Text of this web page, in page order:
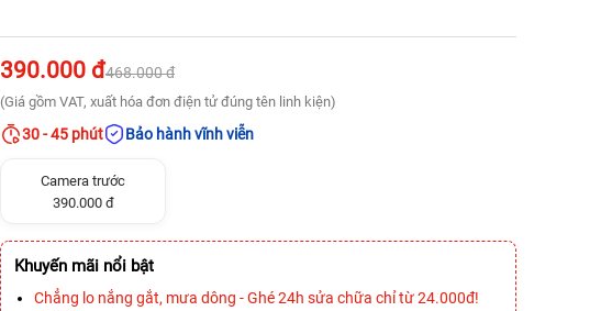
390.000 đ468.000 đ
(Giá gồm VAT, xuất hóa đơn điện tử đúng tên linh kiện)
30 - 45 phút Bảo hành vĩnh viễn
Camera trước
390.000 đ
Khuyến mãi nổi bật
Chẳng lo nắng gắt, mưa dông - Ghé 24h sửa chữa chỉ từ 24.000đ!